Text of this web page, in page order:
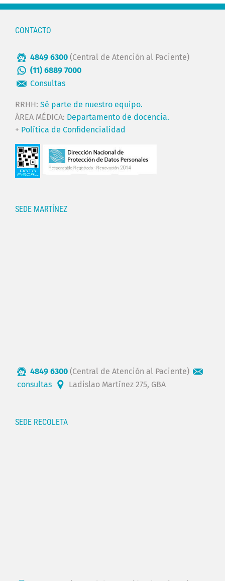
CONTACTO
4849 6300 (Central de Atención al Paciente)
(11) 6889 7000
Consultas
RRHH: Sé parte de nuestro equipo.
ÁREA MÉDICA: Departamento de docencia.
+ Política de Confidencialidad
SEDE MARTÍNEZ
4849 6300 (Central de Atención al Paciente)
consultas
Ladislao Martínez 275, GBA
SEDE RECOLETA